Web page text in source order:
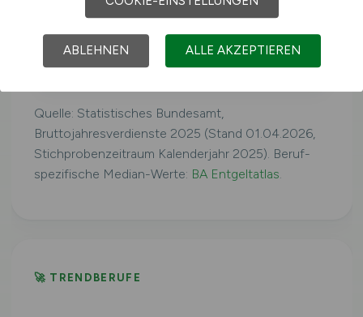
Ostdeutschland
39.160 €/Jahr
Quelle: Statistisches Bundesamt,
Bruttojahresverdienste 2025 (Stand 01.04.2026,
Stichprobenzeitraum Kalenderjahr 2025). Beruf-
spezifische Median-Werte: BA Entgeltatlas.
🚀 TRENDBERUFE
ABLEHNEN ALLE AKZEPTIEREN